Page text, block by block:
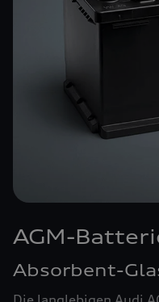
AGM-
Absorbent-